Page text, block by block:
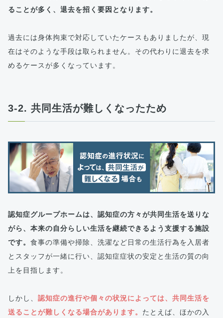
ることが多く、退去を招く要因となります。
過去には身体拘束で対応していたケースもありましたが、現
在はそのような手段は取られません。その代わりに退去を求
めるケースが多くなっています。
3-2. 共同生活が難しくなったため
認知症グループホームは、認知症の方々が共同生活を送りな
がら、本来の自分らしい生活を継続できるよう支援する施設
です。 食事の準備や掃除、洗濯など日常の生活行為を入居者
とスタッフが一緒に行い、認知症症状の安定と生活の質の向
上を目指します。
しかし、 認知症の進行や個々の状況によっては、共同生活を
送ることが難しくなる場合があります。 たとえば、ほかの入